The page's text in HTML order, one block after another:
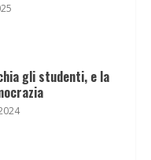
gli studenti, e la